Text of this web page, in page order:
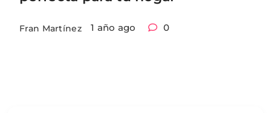
Fran Martínez 1 año ago 0